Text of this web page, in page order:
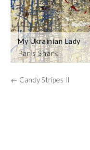
Paris Shark
My Ukrainian Lady
← Candy Stripes II